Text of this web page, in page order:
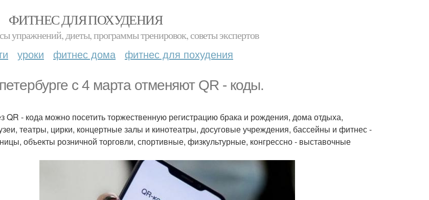
ФИТНЕС ДЛЯ ПОХУДЕНИЯ
упражнений, диеты, программы тренировок, советы экспертов
уроки фитнес дома фитнес для похудения
с 4 марта отменяют QR - коды.
QR - кода можно посетить торжественную регистрацию брака и рождения, дома отдыха,
театры, цирки, концертные залы и кинотеатры, досуговые учреждения, бассейны и фитнес -
объекты розничной торговли, спортивные, физкультурные, конгрессно - выставочные